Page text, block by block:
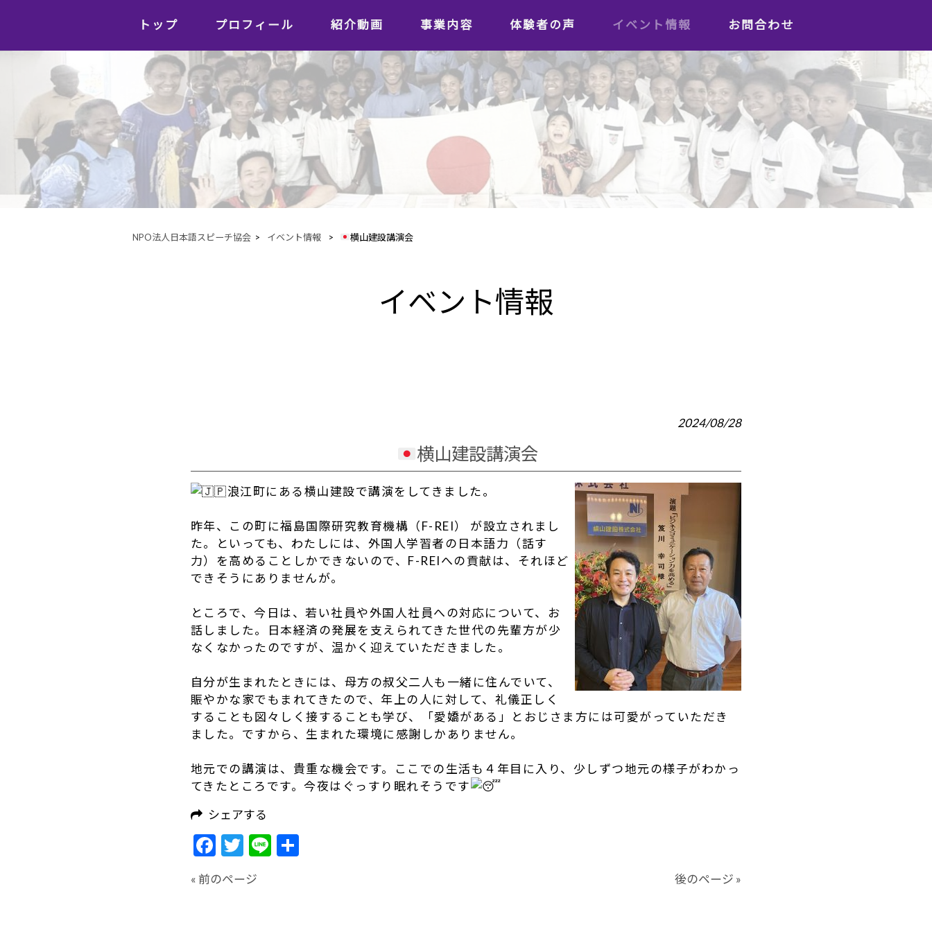
トップ プロフィール 紹介動画 事業内容
体験者の声
学習者の声
日本語教師の声
イベント情報 お問合わせ
NPO法人日本語スピーチ協会 > イベント情報 > 横山建設講演会
イベント情報
2024/08/28
横山建設講演会
浪江町にある横山建設で講演をしてきました。
昨年、この町に福島国際研究教育機構（F-REI） が設立されまし
た。といっても、わたしには、外国人学習者の日本語力（話す
力）を高めることしかできないので、F-REIへの貢献は、それほど
できそうにありませんが。
ところで、今日は、若い社員や外国人社員への対応について、お
話しました。日本経済の発展を支えられてきた世代の先輩方が少
なくなかったのですが、温かく迎えていただきました。
自分が生まれたときには、母方の叔父二人も一緒に住んでいて、
賑やかな家でもまれてきたので、年上の人に対して、礼儀正しく
することも図々しく接することも学び、「愛嬌がある」とおじさま方には可愛がっていただき
ました。ですから、生まれた環境に感謝しかありません。
地元での講演は、貴重な機会です。ここでの生活も４年目に入り、少しずつ地元の様子がわかっ
てきたところです。今夜はぐっすり眠れそうです
シェアする
Facebook
Twitter
Line共
« 前のページ 後のページ »